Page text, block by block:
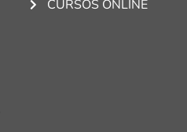
CURSOS ONLINE